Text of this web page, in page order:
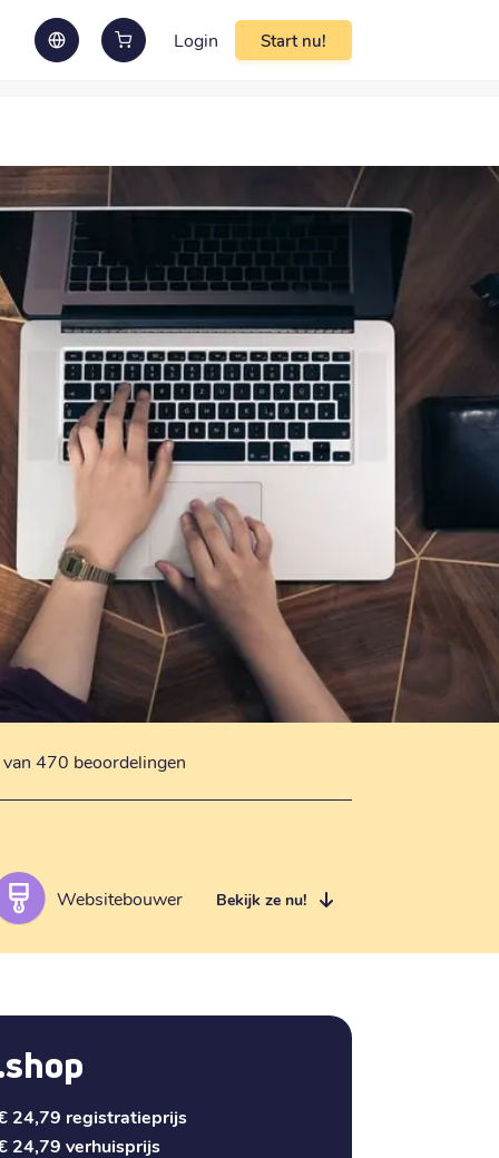
Login Start nu!
470 beoordelingen
Websitebouwer Bekijk ze nu!
24,79 registratieprijs
24,79 verhuisprijs